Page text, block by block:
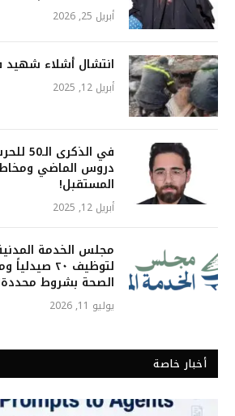
أبريل 25, 2026
انتشال أشلاء
أبريل 12, 2025
في
دروس الماضي
المستقبل!
أبريل 12, 2025
مجلس الخدمة
لتوظيف ٢٠
الصحة بشروط
يوليو 11, 2026
أخبار خاصة